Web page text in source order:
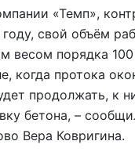
«Темп»,
свой объём
весом порядка
когда протока
продолжать, к
бетона, –
Вера Ковригина.